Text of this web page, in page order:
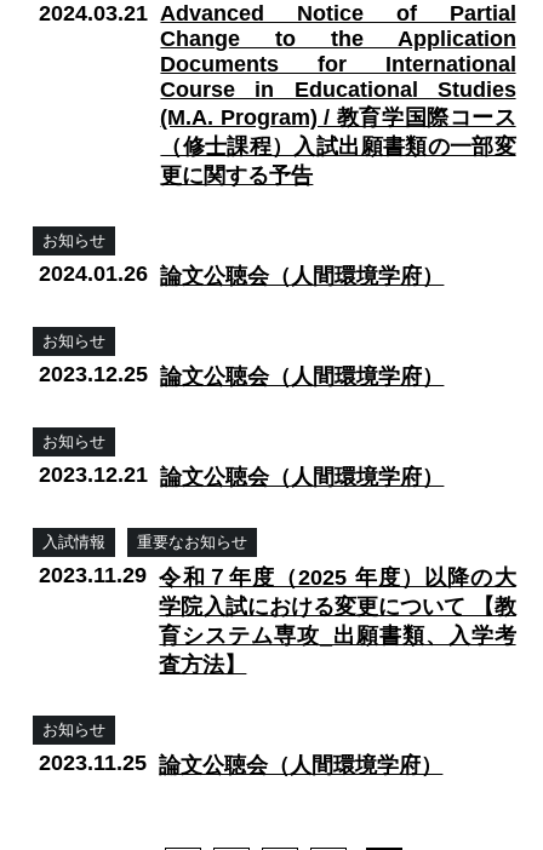
2024.03.21 Advanced Notice of Partial
Change to the Application
Documents for International
Course in Educational Studies
(M.A. Program) / 教育学国際コース
（修士課程）入試出願書類の一部変
更に関する予告
お知らせ
2024.01.26 論文公聴会（人間環境学府）
お知らせ
2023.12.25 論文公聴会（人間環境学府）
お知らせ
2023.12.21 論文公聴会（人間環境学府）
入試情報 重要なお知らせ
2023.11.29 令和７年度（2025 年度）以降の⼤
学院⼊試における変更について 【教
育システム専攻_出願書類、⼊学考
査⽅法】
お知らせ
2023.11.25 論文公聴会（人間環境学府）